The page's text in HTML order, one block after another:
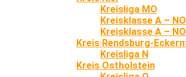
Kreisliga MO
Kreisklasse A –
Kreisklasse A –
Kreis Rendsburg-
Kreisliga N
Kreis Ostholstein